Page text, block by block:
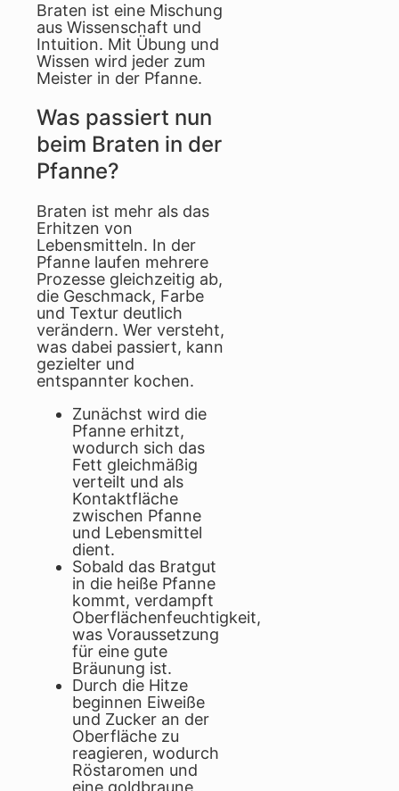
Braten ist eine Mischung
aus Wissenschaft und
Intuition. Mit Übung und
Wissen wird jeder zum
Meister in der Pfanne.
Was passiert nun
beim Braten in der
Pfanne?
Braten ist mehr als das
Erhitzen von
Lebensmitteln. In der
Pfanne laufen mehrere
Prozesse gleichzeitig ab,
die Geschmack, Farbe
und Textur deutlich
verändern. Wer versteht,
was dabei passiert, kann
gezielter und
entspannter kochen.
Zunächst wird die
Pfanne erhitzt,
wodurch sich das
Fett gleichmäßig
verteilt und als
Kontaktfläche
zwischen Pfanne
und Lebensmittel
dient.
Sobald das Bratgut
in die heiße Pfanne
kommt, verdampft
Oberflächenfeuchtigkeit,
was Voraussetzung
für eine gute
Bräunung ist.
Durch die Hitze
beginnen Eiweiße
und Zucker an der
Oberfläche zu
reagieren, wodurch
Röstaromen und
eine goldbraune